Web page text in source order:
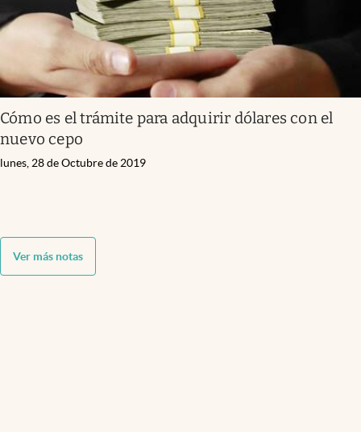
Cómo es el trámite para adquirir dólares con el
nuevo cepo
lunes, 28 de Octubre de 2019
Ver más notas